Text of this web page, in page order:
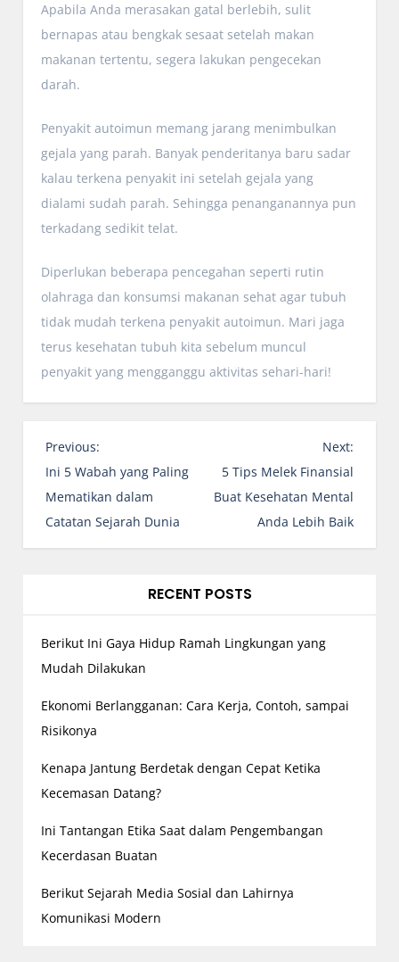
Apabila Anda merasakan gatal berlebih, sulit
bernapas atau bengkak sesaat setelah makan
makanan tertentu, segera lakukan pengecekan
darah.
Penyakit autoimun memang jarang menimbulkan
gejala yang parah. Banyak penderitanya baru sadar
kalau terkena penyakit ini setelah gejala yang
dialami sudah parah. Sehingga penanganannya pun
terkadang sedikit telat.
Diperlukan beberapa pencegahan seperti rutin
olahraga dan konsumsi makanan sehat agar tubuh
tidak mudah terkena penyakit autoimun. Mari jaga
terus kesehatan tubuh kita sebelum muncul
penyakit yang mengganggu aktivitas sehari-hari!
P
o
s
t
n
g
a
i
o
n
Previous:
Ini 5 Wabah yang Paling
Mematikan dalam
Catatan Sejarah Dunia
Next:
5 Tips Melek Finansial
Buat Kesehatan Mental
Anda Lebih Baik
RECENT POSTS
Berikut Ini Gaya Hidup Ramah Lingkungan yang
Mudah Dilakukan
Ekonomi Berlangganan: Cara Kerja, Contoh, sampai
Risikonya
Kenapa Jantung Berdetak dengan Cepat Ketika
Kecemasan Datang?
Ini Tantangan Etika Saat dalam Pengembangan
Kecerdasan Buatan
Berikut Sejarah Media Sosial dan Lahirnya
Komunikasi Modern